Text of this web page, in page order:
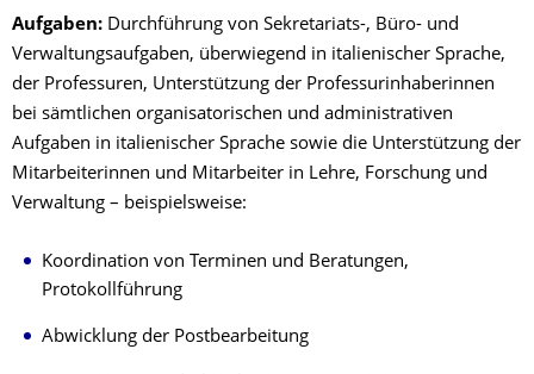
Aufgaben: Durchführung von Sekretariats-, Büro- und
Verwaltungsaufgaben, überwiegend in italienischer Sprache,
der Professuren, Unterstützung der Professurinhaberinnen
bei sämtlichen organisatorischen und administrativen
Aufgaben in italienischer Sprache sowie die Unterstützung der
Mitarbeiterinnen und Mitarbeiter in Lehre, Forschung und
Verwaltung – beispielsweise:
Koordination von Terminen und Beratungen,
Protokollführung
Abwicklung der Postbearbeitung